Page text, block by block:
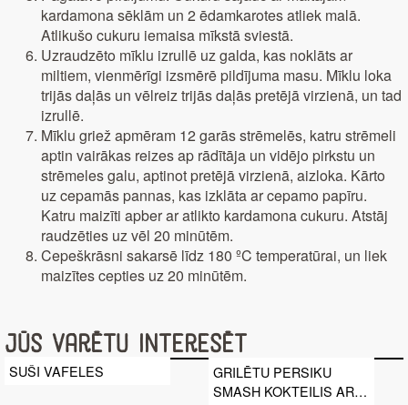
kardamona sēklām un 2 ēdamkarotes atliek malā.
Atlikušo cukuru iemaisa mīkstā sviestā.
Uzraudzēto mīklu izrullē uz galda, kas noklāts ar
miltiem, vienmērīgi izsmērē pildījuma masu. Mīklu loka
trijās daļās un vēlreiz trijās daļās pretējā virzienā, un tad
izrullē.
Mīklu griež apmēram 12 garās strēmelēs, katru strēmeli
aptin vairākas reizes ap rādītāja un vidējo pirkstu un
strēmeles galu, aptinot pretējā virzienā, aizloka. Kārto
uz cepamās pannas, kas izklāta ar cepamo papīru.
Katru maizīti apber ar atlikto kardamona cukuru. Atstāj
raudzēties uz vēl 20 minūtēm.
Cepeškrāsni sakarsē līdz 180 ºC temperatūrai, un liek
maizītes cepties uz 20 minūtēm.
Jūs varētu interesēt
SUŠI VAFELES
GRILĒTU PERSIKU
SMASH KOKTEILIS AR